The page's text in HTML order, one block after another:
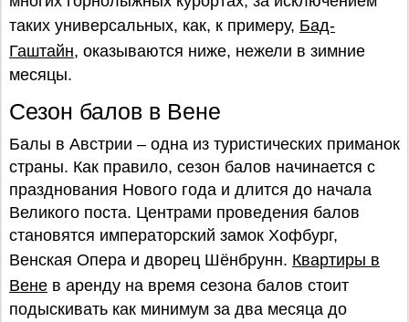
таких универсальных, как, к примеру, Бад-
Гаштайн, оказываются ниже, нежели в зимние
месяцы.
Сезон балов в Вене
Балы в Австрии – одна из туристических приманок
страны. Как правило, сезон балов начинается с
празднования Нового года и длится до начала
Великого поста. Центрами проведения балов
становятся императорский замок Хофбург,
Венская Опера и дворец Шёнбрунн. Квартиры в
Вене в аренду на время сезона балов стоит
подыскивать как минимум за два месяца до